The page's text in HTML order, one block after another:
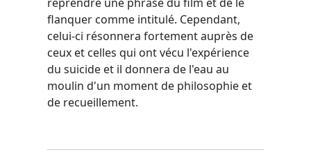
reprendre une phrase du film et de le
flanquer comme intitulé. Cependant,
celui-ci résonnera fortement auprès de
ceux et celles qui ont vécu l'expérience
du suicide et il donnera de l'eau au
moulin d'un moment de philosophie et
de recueillement.